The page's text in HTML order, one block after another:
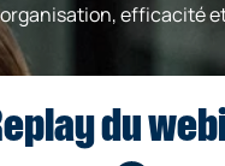
efficacité
du